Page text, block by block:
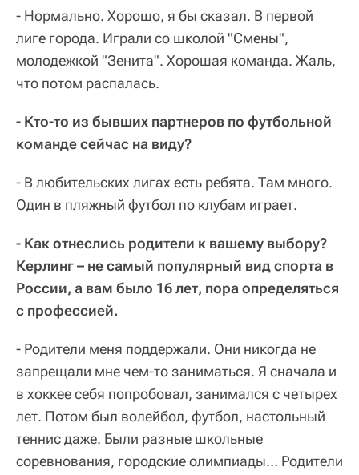
- Нормально. Хорошо, я бы сказал. В первой
лиге города. Играли со школой "Смены",
молодежкой "Зенита". Хорошая команда. Жаль,
что потом распалась.
- Кто-то из бывших партнеров по футбольной
команде сейчас на виду?
- В любительских лигах есть ребята. Там много.
Один в пляжный футбол по клубам играет.
- Как отнеслись родители к вашему выбору?
Керлинг – не самый популярный вид спорта в
России, а вам было 16 лет, пора определяться
с профессией.
- Родители меня поддержали. Они никогда не
запрещали мне чем-то заниматься. Я сначала и
в хоккее себя попробовал, занимался с четырех
лет. Потом был волейбол, футбол, настольный
теннис даже. Были разные школьные
соревнования, городские олимпиады… Родители